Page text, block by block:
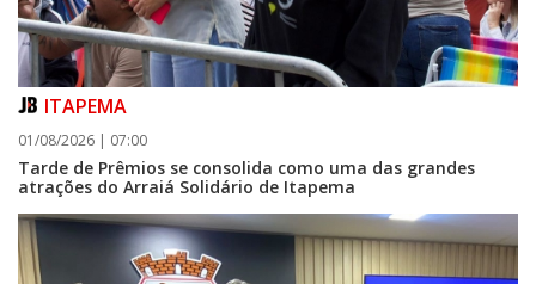
08/08/2026 | 07:00
Setor judicial de medicamentos de BC estará fechado nos dias 10 e 11 de
ITAPEMA
01/08/2026 | 07:00
Tarde de Prêmios se consolida como uma das grandes
atrações do Arraiá Solidário de Itapema